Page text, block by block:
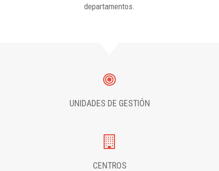
departamentos.
UNIDADES DE GESTIÓN
CENTROS